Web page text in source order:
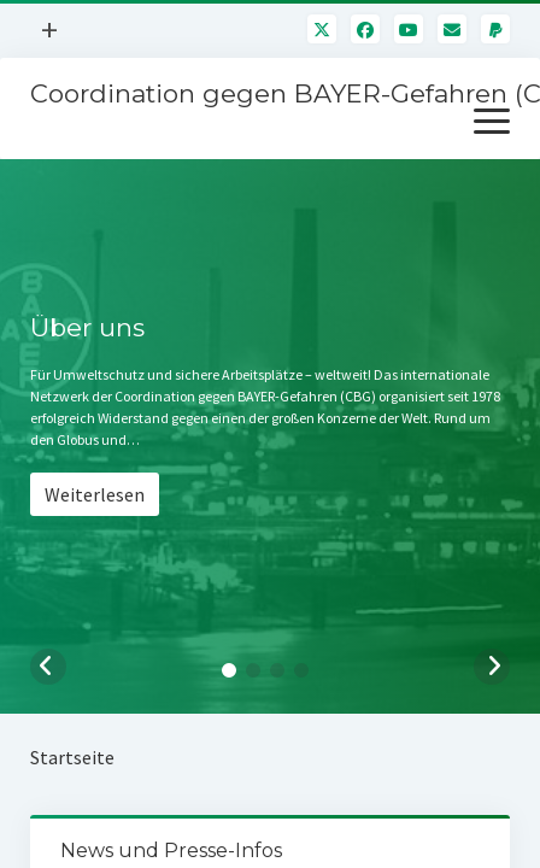
Menü
+
Mitmachen
Kontakt
Impressum
Störfälle
Coordination gegen BAYER-Gefahren
Menü
öffnen
Stichwort BAYER
Jahrestagung
SPENDEN
Über uns
Für Umweltschutz und sichere Arbeitsplätze – weltweit! Das internationale
Netzwerk der Coordination gegen BAYER-Gefahren (CBG) organisiert seit 1978
erfolgreich Widerstand gegen einen der großen Konzerne der Welt. Rund um
den Globus und…
Weiterlesen
Startseite
News und Presse-Infos